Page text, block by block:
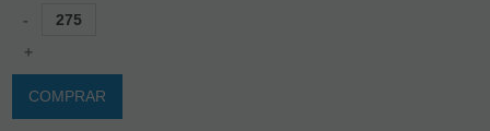
-
+
COMPRAR